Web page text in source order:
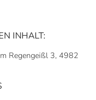
INHALT:
Regengeißl 3, 4982